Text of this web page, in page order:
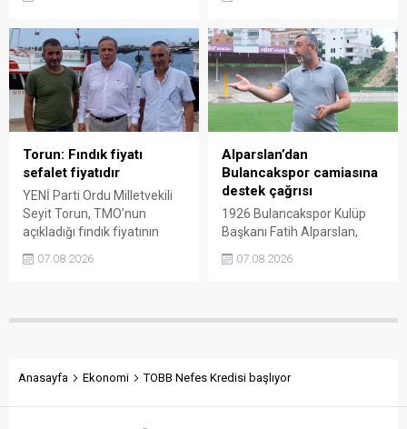
tartışmalarını köşesine
300 liraya ulaştığı bir
dönemde Ankara’ya 240
liralık fiyat teklifi
götürüldüğü iddiasını
gündeme getiren Sarı,
Giresun milletvekillerini açık
ve net bir cevap vermeye
çağırdı.
açıkladığı 255 liralık fiyatı
nitelendirdi. Artışın yıllık
enflasyonun altında kaldığını
belirten Şenyürek, kararın
üreticiyi değil tekelleri
koruduğunu savundu.
Torun: Fındık fiyatı
sefalet fiyatıdır
YENİ Parti Ordu Milletvekili
Seyit Torun, TMO’nun
açıkladığı fındık fiyatının
karşılamadığını söyledi.
“Üreticinin alın terini yabancı
07.08.2026
Alparslan’dan
Bulancakspor camiasına
destek çağrısı
1926 Bulancakspor Kulüp
Başkanı Fatih Alparslan,
tesisleşmeden kurumsal
attıklarını belirterek iş
taraftarları kulübe destek
07.08.2026
Anasayfa Ekonomi TOBB Nefes Kredisi başlıyor